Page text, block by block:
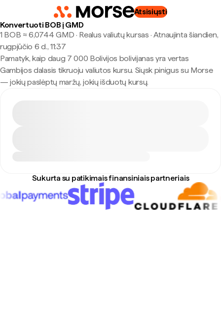
Atsisiųsti
Konvertuoti BOB į GMD
1 BOB ≈ 6,0744 GMD · Realus valiutų kursas · Atnaujinta šiandien,
rugpjūčio 6 d., 11:37
Pamatyk, kaip daug 7 000 Bolivijos bolivijanas yra vertas
Gambijos dalasis tikruoju valiutos kursu. Siųsk pinigus su Morse
— jokių paslėptų maržų, jokių išduotų kursų.
Sukurta su patikimais finansiniais partneriais